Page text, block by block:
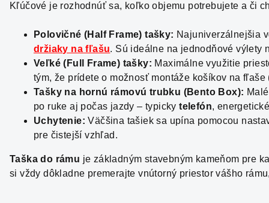
Kľúčové je rozhodnúť sa, koľko objemu potrebujete a či
Polovičné (Half Frame) tašky: Najuniverzálnejšia
držiaky na fľašu. Sú ideálne na jednodňové výlety
Veľké (Full Frame) tašky: Maximálne využitie
tým, že prídete o možnosť montáže košíkov na
Tašky na hornú rámovú trubku (Bento Box):
po ruke aj počas jazdy – typickytelefón,
Uchytenie: Väčšina tašiek sa upína pomocou
pre čistejší vzhľad.
Taška do rámu je základným stavebným kameňom pre
si vždy dôkladne premerajte vnútorný priestor vášho